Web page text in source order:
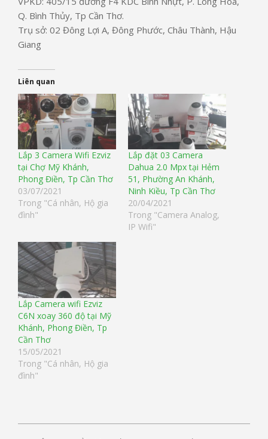
Q. Bình Thủy, Tp Cần Thơ.
Trụ sở: 02 Đông Lợi A, Đông Phước, Châu Thành, Hậu
Giang
Liên quan
Lắp 3 Camera Wifi Ezviz
tại Chợ Mỹ Khánh,
Phong Điền, Tp Cần Thơ
03/07/2021
Trong "Cá nhân, Hộ gia
đình"
Lắp đặt 03 Camera
Dahua 2.0 Mpx tại Hẻm
51, Phường An Khánh,
Ninh Kiều, Tp Cần Thơ
20/04/2021
Trong "Camera Analog,
IP Wifi"
Lắp Camera wifi Ezviz
C6N xoay 360 độ tại Mỹ
Khánh, Phong Điền, Tp
Cần Thơ
15/05/2021
Trong "Cá nhân, Hộ gia
đình"